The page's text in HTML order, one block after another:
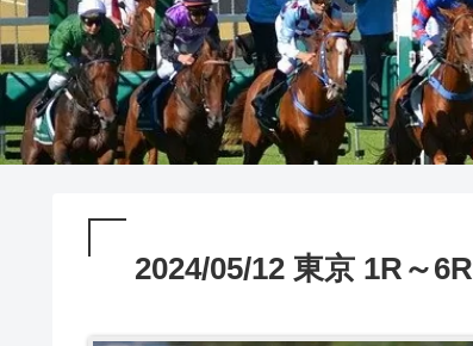
2024/05/12 東京 1R～6R